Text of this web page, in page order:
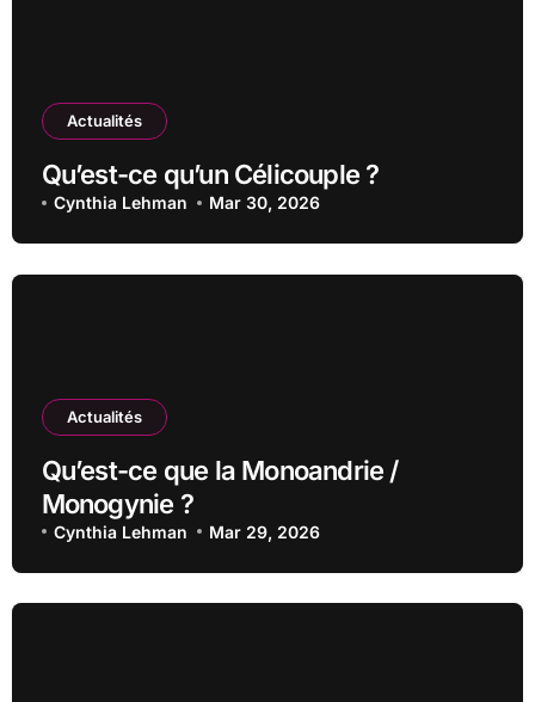
Actualités
Qu’est-ce qu’un Célicouple ?
Cynthia Lehman Mar 30, 2026
Actualités
Qu’est-ce que la Monoandrie /
Monogynie ?
Cynthia Lehman Mar 29, 2026